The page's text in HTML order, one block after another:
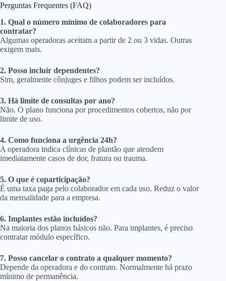
Perguntas Frequentes (FAQ)
1. Qual o número mínimo de colaboradores para
contratar?
Algumas operadoras aceitam a partir de 2 ou 3 vidas. Outras
exigem mais.
2. Posso incluir dependentes?
Sim, geralmente cônjuges e filhos podem ser incluídos.
3. Há limite de consultas por ano?
Não. O plano funciona por procedimentos cobertos, não por
limite de uso.
4. Como funciona a urgência 24h?
A operadora indica clínicas de plantão que atendem
imediatamente casos de dor, fratura ou trauma.
5. O que é coparticipação?
É uma taxa paga pelo colaborador em cada uso. Reduz o valor
da mensalidade para a empresa.
6. Implantes estão incluídos?
Na maioria dos planos básicos não. Para implantes, é preciso
contratar módulo específico.
7. Posso cancelar o contrato a qualquer momento?
Depende da operadora e do contrato. Normalmente há prazo
mínimo de permanência.